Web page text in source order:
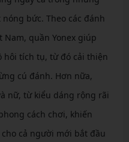
bức. Theo các đánh
quần Yonex giúp
hôi tích tụ, từ đó cải thiện
cú đánh. Hơn nữa,
nữ, từ kiểu dáng rộng rãi
cách chơi, khiến
cả người mới bắt đầu